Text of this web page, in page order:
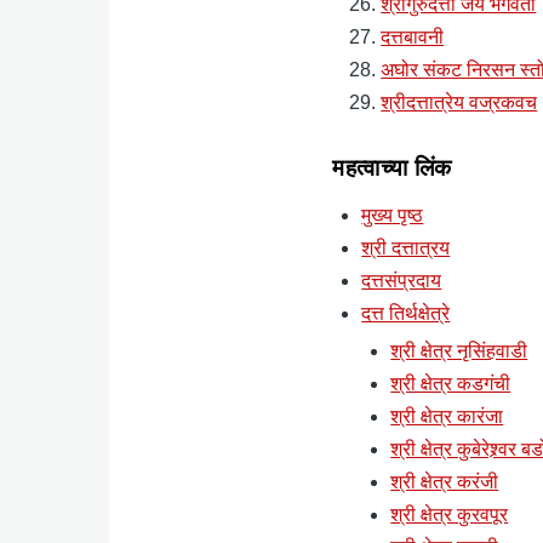
दत्तबावनी
अघोर संकट निरसन
श्रीदत्तात्रेय वज्रकवच
महत्वाच्या लिंक
मुख्य पृष्ठ
श्री दत्तात्रय
दत्तसंप्रदाय
दत्त तिर्थक्षेत्रे
श्री क्षेत्र नृसिंहवाडी
श्री क्षेत्र कडगंची
श्री क्षेत्र कारंजा
श्री क्षेत्र कुबेरेश्र्वर
श्री क्षेत्र करंजी
श्री क्षेत्र कुरवपूर